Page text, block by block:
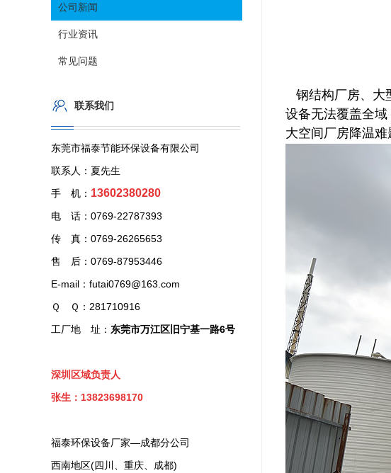
钢结构厂房、大
设备无法覆盖全
大空间厂房降温难
公司新闻
行业资讯
常见问题
联系我们
东莞市福泰节能环保设备有限公司
联系人：夏先生
手 机： 13602380280
电 话：0769-22787393
传 真：0769-26265653
售 后：0769-87953446
E-mail：futai0769@163.com
Ｑ Ｑ：281710916
工厂地 址： 东莞市万江区旧宁基一路6号
深圳区域负责人
张生：13823698170
福泰环保设备厂家—成都分公司
西南地区(四川、重庆、成都)